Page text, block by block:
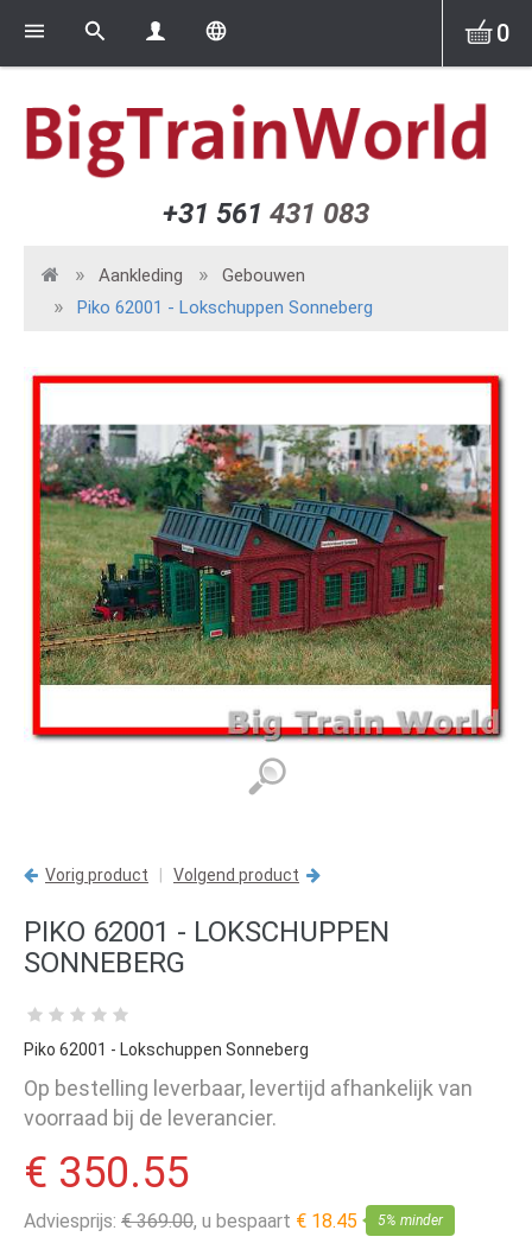
+31 561 431 083
0
Aankleding
Gebouwen
Piko 62001 - Lokschuppen Sonneberg
Vorig product Volgend product
PIKO 62001 - LOKSCHUPPEN
SONNEBERG
Piko 62001 - Lokschuppen Sonneberg
Op bestelling leverbaar, levertijd afhankelijk van
voorraad bij de leverancier.
€ 350.55
Adviesprijs: € 369.00, u bespaart € 18.45 5% minder